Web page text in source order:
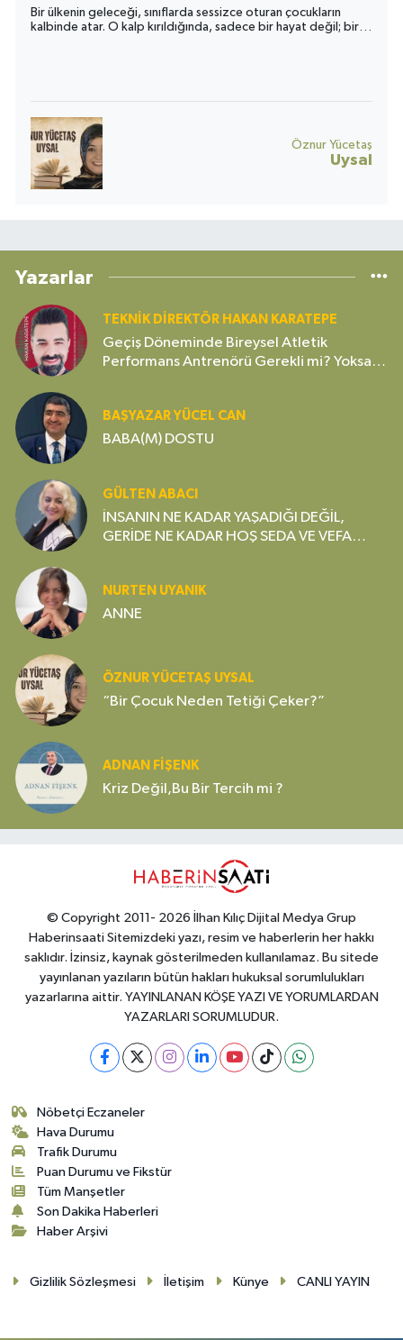
Bir ülkenin geleceği, sınıflarda sessizce oturan çocukların
kalbinde atar. O kalp kırıldığında, sadece bir hayat değil; bir
Öznur Yücetaş
Uysal
Yazarlar
TEKNIK DIREKTÖR HAKAN KARATEPE
Geçiş Döneminde Bireysel Atletik
Performans Antrenörü Gerekli mi? Yoksa
BAŞYAZAR YÜCEL CAN
BABA(M) DOSTU
GÜLTEN ABACI
İNSANIN NE KADAR YAŞADIĞI DEĞİL,
GERİDE NE KADAR HOŞ SEDA VE VEFA
NURTEN UYANIK
ANNE
ÖZNUR YÜCETAŞ UYSAL
“Bir Çocuk Neden Tetiği Çeker?”
ADNAN FİŞENK
Kriz Değil,Bu Bir Tercih mi ?
© Copyright 2011- 2026 İlhan Kılıç Dijital Medya Grup
Haberinsaati Sitemizdeki yazı, resim ve haberlerin her hakkı
saklıdır. İzinsiz, kaynak gösterilmeden kullanılamaz. Bu sitede
yayınlanan yazıların bütün hakları hukuksal sorumlulukları
yazarlarına aittir. YAYINLANAN KÖŞE YAZI VE YORUMLARDAN
YAZARLARI SORUMLUDUR.
Nöbetçi Eczaneler
Hava Durumu
Trafik Durumu
Puan Durumu ve Fikstür
Tüm Manşetler
Son Dakika Haberleri
Haber Arşivi
Gizlilik Sözleşmesi İletişim Künye CANLI YAYIN